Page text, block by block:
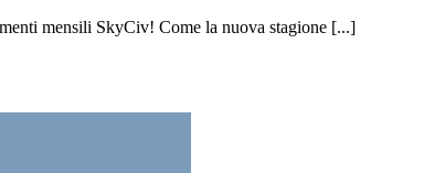
mensili SkyCiv! Come la nuova stagione [...]